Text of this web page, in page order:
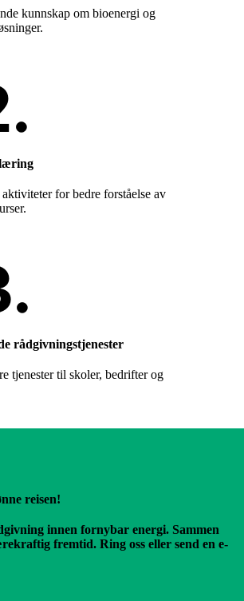
kunnskap om bioenergi og
for bedre forståelse av
rådgivningstjenester
tjenester til skoler, bedrifter og
reisen!
innen fornybar energi. Sammen
fremtid. Ring oss eller send en e-